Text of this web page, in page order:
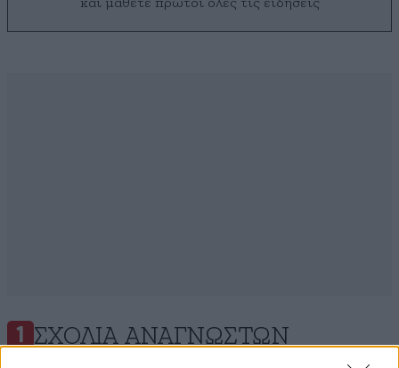
1 ΣΧΌΛΙΑ ΑΝΑΓΝΩΣΤΏΝ